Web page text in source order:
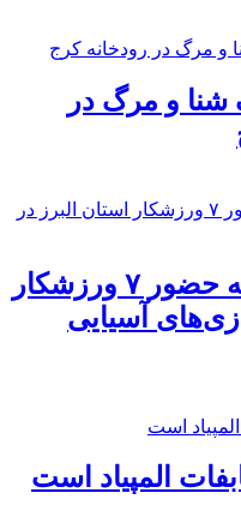
شنا و مرگ در
۲ مدال برنز نتیجه حضور ۷ ورزشکار
آسیایی
المپیاد است